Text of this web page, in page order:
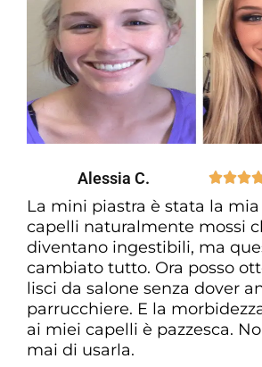
Alessia C. 
La mini piastra è stata la mia
capelli naturalmente mossi
diventano ingestibili, ma
cambiato tutto. Ora posso
lisci da salone senza dover
parrucchiere. E la
ai miei capelli è pazzesca.
mai di usarla.